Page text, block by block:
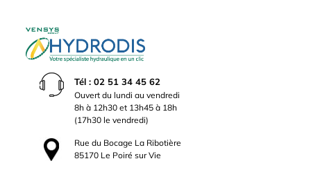
Tél : 02 51 34 45 62
Ouvert du lundi au vendredi
8h à 12h30 et 13h45 à 18h
(17h30 le vendredi)
Rue du Bocage La Ribotière
85170 Le Poiré sur Vie